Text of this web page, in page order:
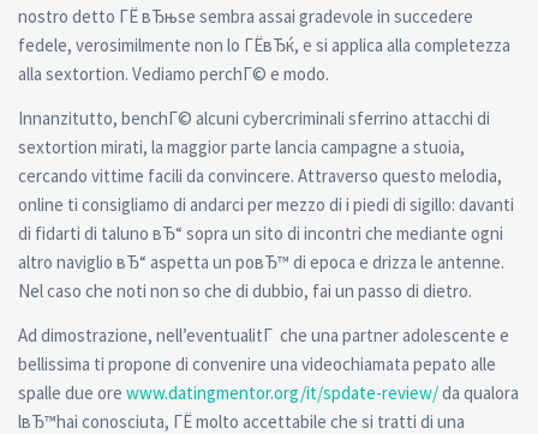
nostro detto ГЁ вЂњse sembra assai gradevole in succedere
fedele, verosimilmente non lo ГЁвЂќ, e si applica alla completezza
alla sextortion. Vediamo perchГ© e modo.
Innanzitutto, benchГ© alcuni cybercriminali sferrino attacchi di
sextortion mirati, la maggior parte lancia campagne a stuoia,
cercando vittime facili da convincere. Attraverso questo melodia,
online ti consigliamo di andarci per mezzo di i piedi di sigillo: davanti
di fidarti di taluno вЂ“ sopra un sito di incontri che mediante ogni
altro naviglio вЂ“ aspetta un poвЂ™ di epoca e drizza le antenne.
Nel caso che noti non so che di dubbio, fai un passo di dietro.
Ad dimostrazione, nell’eventualitГ che una partner adolescente e
bellissima ti propone di convenire una videochiamata pepato alle
spalle due ore www.datingmentor.org/it/spdate-review/da qualora
lвЂ™hai conosciuta, ГЁ molto accettabile che si tratti di una